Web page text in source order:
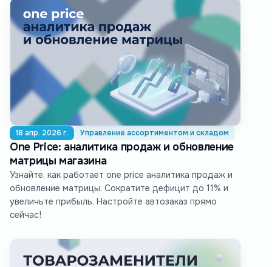
18 апр. 2026 г. Управление ассортиментом и складом
One Price: аналитика продаж и обновление
матрицы магазина
Узнайте, как работает one price аналитика продаж и
обновление матрицы. Сократите дефицит до 11% и
увеличьте прибыль. Настройте автозаказ прямо
сейчас!